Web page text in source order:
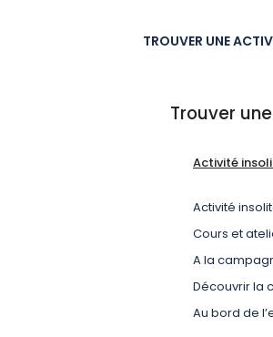
TROUVER UNE
Trouver une
Activité
Activité
Cours et
A la
Découvrir la
Au bord de